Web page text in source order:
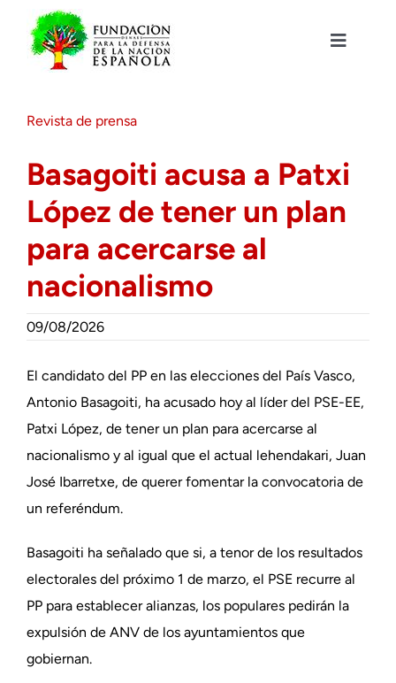
contenido
Toggle
Actualidad
Actividades
Colabora
Revista de prensa
Basagoiti acusa a Patxi
López de tener un plan
para acercarse al
nacionalismo
09/08/2026
El candidato del PP en las elecciones del País Vasco,
Antonio Basagoiti, ha acusado hoy al líder del PSE-EE,
Patxi López, de tener un plan para acercarse al
nacionalismo y al igual que el actual lehendakari, Juan
José Ibarretxe, de querer fomentar la convocatoria de
un referéndum.
Basagoiti ha señalado que si, a tenor de los resultados
electorales del próximo 1 de marzo, el PSE recurre al
PP para establecer alianzas, los populares pedirán la
expulsión de ANV de los ayuntamientos que
gobiernan.